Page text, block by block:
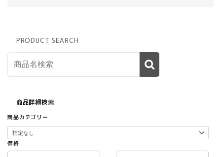
PRODUCT SEARCH
商品詳細検索
商品カテゴリー
価格